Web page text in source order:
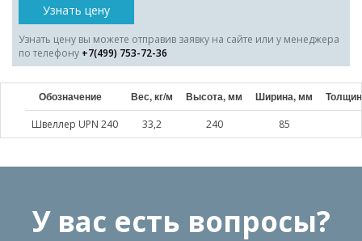
Узнать цену
Узнать цену вы можете отправив заявку на сайте или у менеджера
по телефону +7(499) 753-72-36
Обозначение Вес, кг/м Высота, мм Ширина, мм
Швеллер UPN 240 33,2 240 85
У вас есть вопросы?